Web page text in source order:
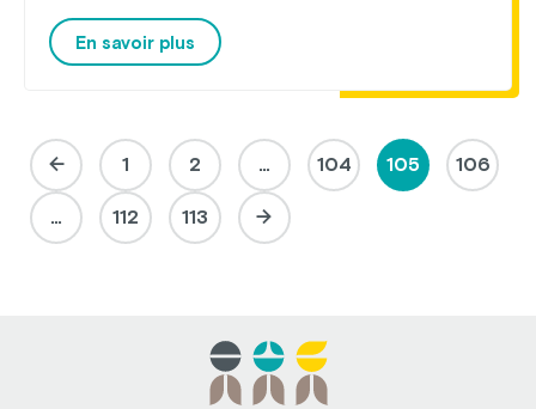
de travail, en les félicitant pour leur savoir-faire et leur
implication dans leurs ateliers respectifs. Ce […]
En savoir plus
1 2 … 104 105 106
… 112 113